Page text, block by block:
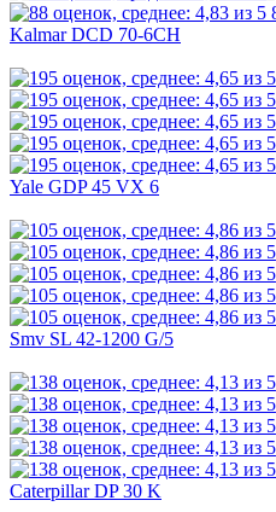
Kalmar DCD 70-6CH
Yale GDP 45 VX 6
Smv SL 42-1200 G/5
Caterpillar DP 30 K